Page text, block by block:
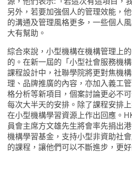
另外，若要加強個人的管理效能，
的溝通及管理風格更多，一些個人
大有幫助。
綜合來說，小型機構在機構管理上
的。在新一屆的「小型社會服務機
課程設計中，社聯學院將更對焦機
理、品牌推廣的內容，亦加入義工
格分析等新項目，個案討論更必不
每次大半天的安排。除了課程安排
在小型機構學習資源上作出回應。
員會主席方文雄先生將會率先捐出
機構學習基金，支持小型非資助社
的課程，讓他們可以不斷進步，更